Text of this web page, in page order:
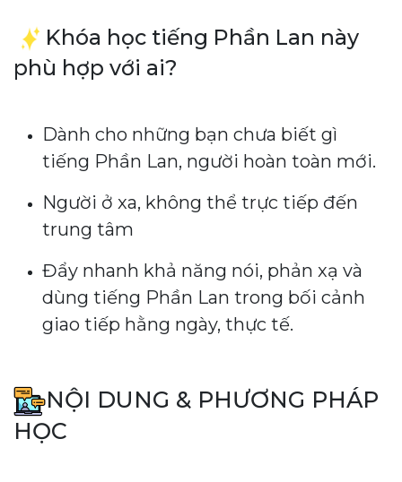
Khóa học tiếng Phần Lan này
phù hợp với ai?
Dành cho những bạn chưa biết gì
tiếng Phần Lan, người hoàn toàn mới.
Người ở xa, không thể trực tiếp đến
trung tâm
Đẩy nhanh khả năng nói, phản xạ và
dùng tiếng Phần Lan trong bối cảnh
giao tiếp hằng ngày, thực tế.
NỘI DUNG & PHƯƠNG PHÁP
HỌC